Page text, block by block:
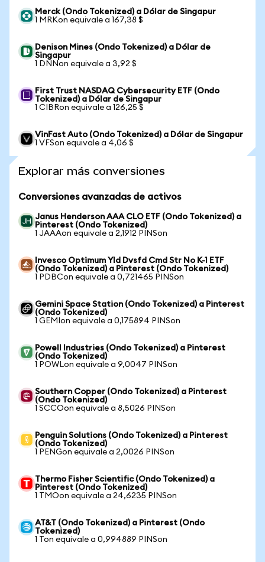
Merck (Ondo Tokenized) a Dólar de Singapur
1 MRKon equivale a 167,38 $
Denison Mines (Ondo Tokenized) a Dólar de
Singapur
1 DNNon equivale a 3,92 $
First Trust NASDAQ Cybersecurity ETF (Ondo
Tokenized) a Dólar de Singapur
1 CIBRon equivale a 126,25 $
VinFast Auto (Ondo Tokenized) a Dólar de Singapur
1 VFSon equivale a 4,06 $
Explorar más conversiones
Conversiones avanzadas de activos
Janus Henderson AAA CLO ETF (Ondo Tokenized) a
Pinterest (Ondo Tokenized)
1 JAAAon equivale a 2,1912 PINSon
Invesco Optimum Yld Dvsfd Cmd Str No K-1 ETF
(Ondo Tokenized) a Pinterest (Ondo Tokenized)
1 PDBCon equivale a 0,721465 PINSon
Gemini Space Station (Ondo Tokenized) a Pinterest
(Ondo Tokenized)
1 GEMIon equivale a 0,175894 PINSon
Powell Industries (Ondo Tokenized) a Pinterest
(Ondo Tokenized)
1 POWLon equivale a 9,0047 PINSon
Southern Copper (Ondo Tokenized) a Pinterest
(Ondo Tokenized)
1 SCCOon equivale a 8,5026 PINSon
Penguin Solutions (Ondo Tokenized) a Pinterest
(Ondo Tokenized)
1 PENGon equivale a 2,0026 PINSon
Thermo Fisher Scientific (Ondo Tokenized) a
Pinterest (Ondo Tokenized)
1 TMOon equivale a 24,6235 PINSon
AT&T (Ondo Tokenized) a Pinterest (Ondo
Tokenized)
1 Ton equivale a 0,994889 PINSon